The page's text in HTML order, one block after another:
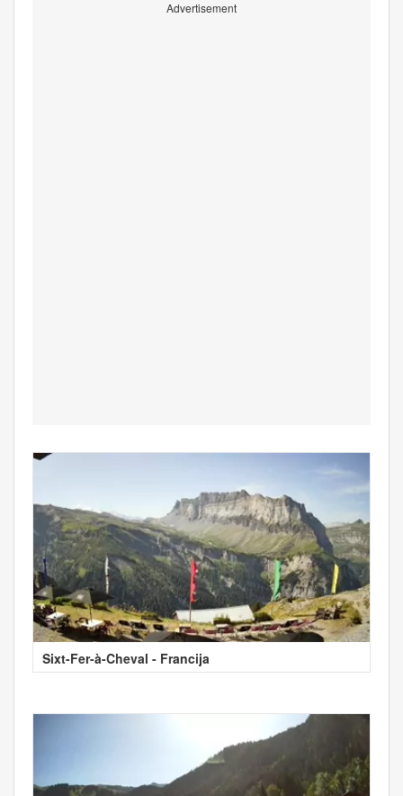
Advertisement
Sixt-Fer-à-Cheval - Francija